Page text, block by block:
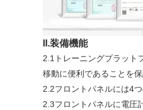
II.装備機能
2.1トレーニングプラット
移動に便利であることを保
2.2フロントパネルには4
2.3フロントパネルに電圧